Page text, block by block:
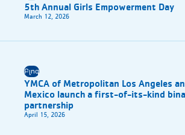
5th Annual Girls Empowerment Day
March 12, 2026
Բլոգ
YMCA of Metropolitan Los Angeles
Mexico launch a first-of-its-kind
partnership
April 15, 2026